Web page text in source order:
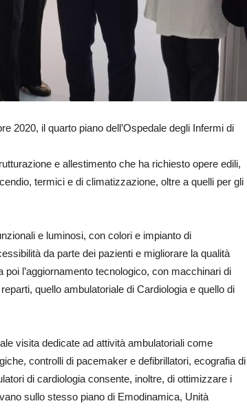
2020, il quarto piano dell’Ospedale degli Infermi di
e allestimento che ha richiesto opere edili,
termici e di climatizzazione, oltre a quelli per gli
e luminosi, con colori e impianto di
da parte dei pazienti e migliorare la qualità
l’aggiornamento tecnologico, con macchinari di
quello ambulatoriale di Cardiologia e quello di
visita dedicate ad attività ambulatoriali come
controlli di pacemaker e defibrillatori, ecografia di
di cardiologia consente, inoltre, di ottimizzare i
sullo stesso piano di Emodinamica, Unità